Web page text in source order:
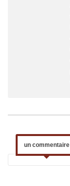
un commentaire